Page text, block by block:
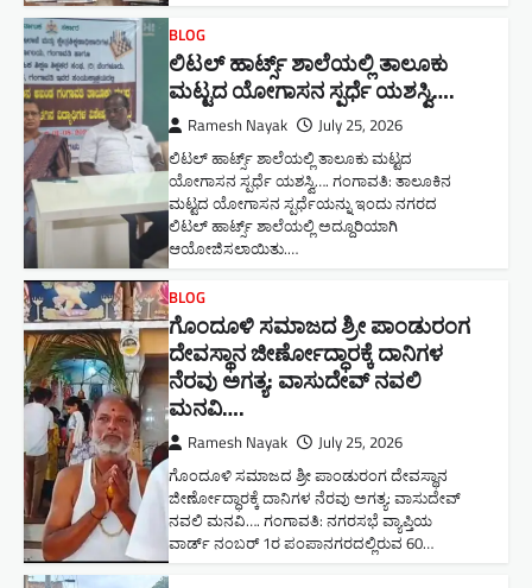
BLOG
ಲಿಟಲ್ ಹಾರ್ಟ್ಸ್ ಶಾಲೆಯಲ್ಲಿ ತಾಲೂಕು
ಮಟ್ಟದ ಯೋಗಾಸನ ಸ್ಪರ್ಧೆ ಯಶಸ್ವಿ….
Ramesh Nayak July 25, 2026
ಲಿಟಲ್ ಹಾರ್ಟ್ಸ್ ಶಾಲೆಯಲ್ಲಿ ತಾಲೂಕು ಮಟ್ಟದ
ಯೋಗಾಸನ ಸ್ಪರ್ಧೆ ಯಶಸ್ವಿ…. ಗಂಗಾವತಿ: ತಾಲೂಕಿನ
ಮಟ್ಟದ ಯೋಗಾಸನ ಸ್ಪರ್ಧೆಯನ್ನು ಇಂದು ನಗರದ
ಲಿಟಲ್ ಹಾರ್ಟ್ಸ್ ಶಾಲೆಯಲ್ಲಿ ಅದ್ದೂರಿಯಾಗಿ
ಆಯೋಜಿಸಲಾಯಿತು.…
BLOG
ಗೊಂದೂಳಿ ಸಮಾಜದ ಶ್ರೀ ಪಾಂಡುರಂಗ
ದೇವಸ್ಥಾನ ಜೀರ್ಣೋದ್ಧಾರಕ್ಕೆ ದಾನಿಗಳ
ನೆರವು ಅಗತ್ಯ: ವಾಸುದೇವ್ ನವಲಿ
ಮನವಿ​….
Ramesh Nayak July 25, 2026
ಗೊಂದೂಳಿ ಸಮಾಜದ ಶ್ರೀ ಪಾಂಡುರಂಗ ದೇವಸ್ಥಾನ
ಜೀರ್ಣೋದ್ಧಾರಕ್ಕೆ ದಾನಿಗಳ ನೆರವು ಅಗತ್ಯ: ವಾಸುದೇವ್
ನವಲಿ ಮನವಿ​…. ಗಂಗಾವತಿ: ​ನಗರಸಭೆ ವ್ಯಾಪ್ತಿಯ
ವಾರ್ಡ್ ನಂಬರ್ 1ರ ಪಂಪಾನಗರದಲ್ಲಿರುವ 60…